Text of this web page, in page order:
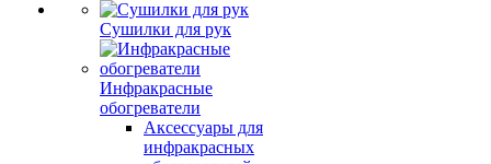
Сушилки для рук
Инфракрасные
обогреватели
Аксессуары для
инфракрасных